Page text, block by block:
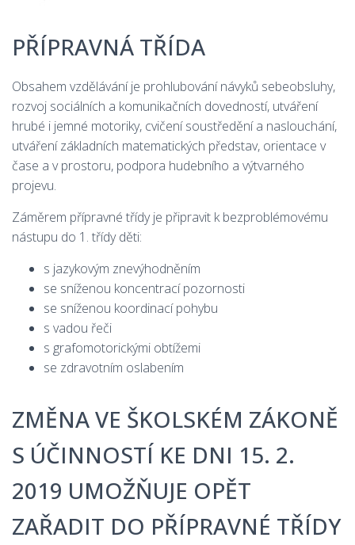
PŘÍPRAVNÁ TŘÍDA
Obsahem vzdělávání je prohlubování návyků sebeobsluhy,
rozvoj sociálních a komunikačních dovedností, utváření
hrubé i jemné motoriky, cvičení soustředění a naslouchání,
utváření základních matematických představ, orientace v
čase a v prostoru, podpora hudebního a výtvarného
projevu.
Záměrem přípravné třídy je připravit k bezproblémovému
nástupu do 1. třídy děti:
s jazykovým znevýhodněním
se sníženou koncentrací pozornosti
se sníženou koordinací pohybu
s vadou řeči
s grafomotorickými obtížemi
se zdravotním oslabením
ZMĚNA VE ŠKOLSKÉM ZÁKONĚ
S ÚČINNOSTÍ KE DNI 15. 2.
2019 UMOŽŇUJE OPĚT
ZAŘADIT DO PŘÍPRAVNÉ TŘÍDY